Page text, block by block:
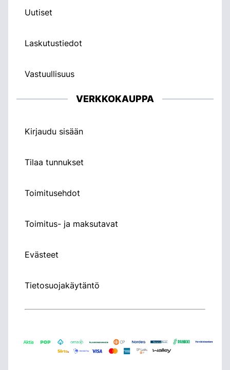
Uutiset
Laskutustiedot
Vastuullisuus
VERKKOKAUPPA
Kirjaudu sisään
Tilaa tunnukset
Toimitusehdot
Toimitus- ja maksutavat
Evästeet
Tietosuojakäytäntö